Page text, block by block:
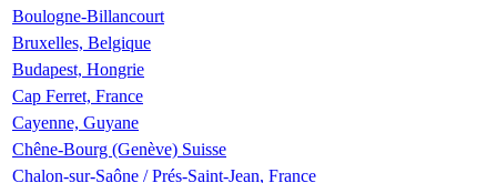
Boulogne-Billancourt
Bruxelles, Belgique
Budapest, Hongrie
Cap Ferret, France
Cayenne, Guyane
Chêne-Bourg (Genève) Suisse
Chalon-sur-Saône / Prés-Saint-Jean, France